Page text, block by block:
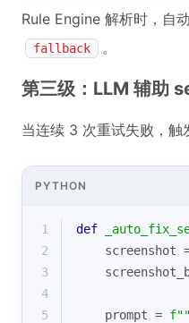
Rule Engine 解析时，自
fallback
。
第三级：LLM 辅助
当连续 3 次重试失败，触
PYTHON
1 def
2
screenshot
3
4
5
    prompt =